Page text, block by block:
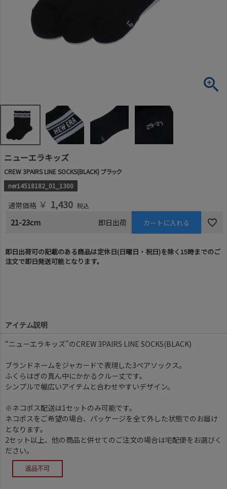
ニューエラキッズ
CREW 3PAIRS LINE SOCKS(BLACK) ブラック
ner14518182_01_1300
通常価格 ￥ 1,430 税込
21-23cm 即日出荷 カートに入れる
即日出荷可の記載のある商品は定休日(日曜日・祝日)を除く15時までのご
注文で即日発送可能となります。
アイテム説明
“ニューエラキッズ”のCREW 3PAIRS LINE SOCKS(BLACK)
ブランドネームをジャカードで表現した3ペアソックス。
ふくらはぎの真ん中にかかるクルー丈です。
シンプルで幅広いアイテムと合わせやすいデザイン。
※ネコポス配送は1セットのみ可能です。
ネコポスをご希望の場合、パッケージを全て外した状態でのお届け
となります。
2セット以上、他の商品と併せてのご注文の場合は宅配便をお選びく
ださい。